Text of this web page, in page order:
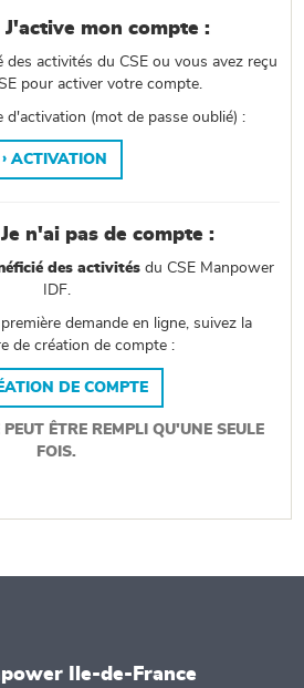
J'active mon compte :
des activités du CSE ou vous avez reçu
pour activer votre compte.
d'activation (mot de passe oublié) :
ACTIVATION
n'ai pas de compte :
des activités du CSE Manpower
IDF.
demande en ligne, suivez la
de création de compte :
DE COMPTE
ÊTRE REMPLI QU'UNE SEULE
FOIS.
Ile-de-France